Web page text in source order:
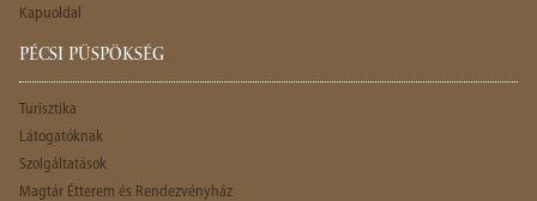
Kapuoldal
PÉCSI PÜSPÖKSÉG
Turisztika
Látogatóknak
Szolgáltatások
Magtár Étterem és Rendezvényház